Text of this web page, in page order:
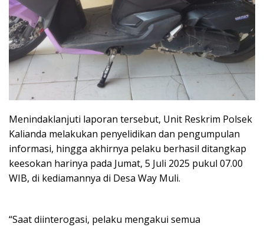
Menindaklanjuti laporan tersebut, Unit Reskrim Polsek
Kalianda melakukan penyelidikan dan pengumpulan
informasi, hingga akhirnya pelaku berhasil ditangkap
keesokan harinya pada Jumat, 5 Juli 2025 pukul 07.00
WIB, di kediamannya di Desa Way Muli.
“Saat diinterogasi, pelaku mengakui semua